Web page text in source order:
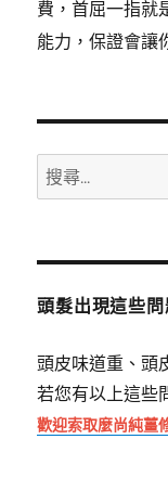
費，首屈一指就
能力，保證會讓
搜
尋
鍵
頭髮出現這些問
頭皮味道重、頭
若您有以上這些
歡迎索取麼尚純薑